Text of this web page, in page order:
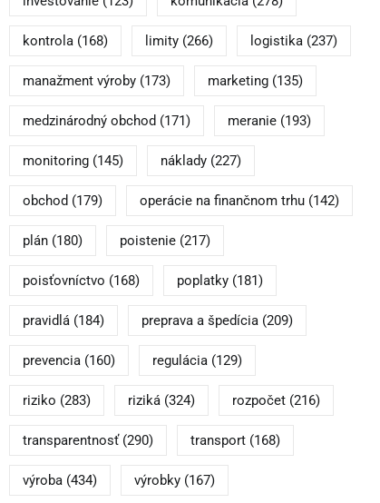
kontrola(168) limity(266) logistika(237)
manažment výroby(173) marketing(135)
medzinárodný obchod (171) meranie(193)
monitoring(145) náklady(227)
obchod (179) operácie na finančnom trhu(142)
plán(180) poistenie(217)
poisťovníctvo (168) poplatky(181)
pravidlá(184) preprava a špedícia(209)
prevencia(160) regulácia(129)
riziko (283) riziká(324) rozpočet(216)
transparentnosť(290) transport(168)
výroba(434) výrobky(167)